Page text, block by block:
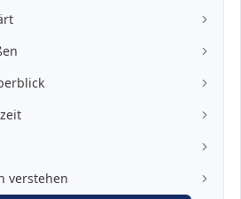
verstehen